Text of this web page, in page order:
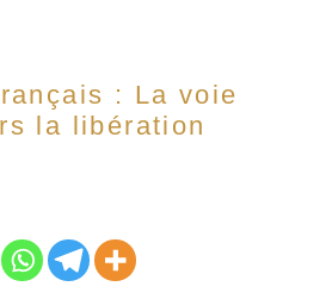
: La voie
la libération